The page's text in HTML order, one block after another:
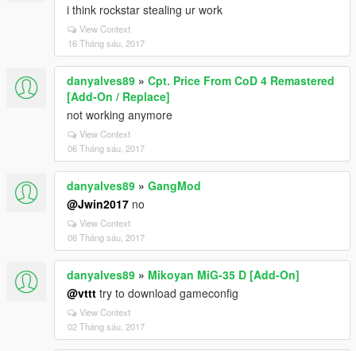
i think rockstar stealing ur work
View Context
16 Tháng sáu, 2017
danyalves89 » Cpt. Price From CoD 4 Remastered
[Add-On / Replace]
not working anymore
View Context
06 Tháng sáu, 2017
danyalves89 » GangMod
@Jwin2017 no
View Context
06 Tháng sáu, 2017
danyalves89 » Mikoyan MiG-35 D [Add-On]
@vttt try to download gameconfig
View Context
02 Tháng sáu, 2017